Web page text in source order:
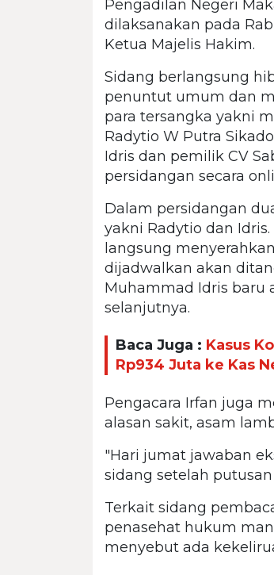
Pengadilan Negeri
dilaksanakan pada
Ketua Majelis Hakim.
Sidang berlangsung
penuntut umum dan
para tersangka yakni
Radytio W Putra
Idris dan pemilik CV
persidangan secara
Dalam persidangan
yakni Radytio dan
langsung
dijadwalkan akan
Muhammad Idris baru
selanjutnya.
Baca Juga : Kasus
Rp934 Juta ke Kas
Pengacara Irfan juga
alasan sakit, asam
"Hari jumat jawaban
sidang setelah
Terkait sidang
penasehat hukum
menyebut ada